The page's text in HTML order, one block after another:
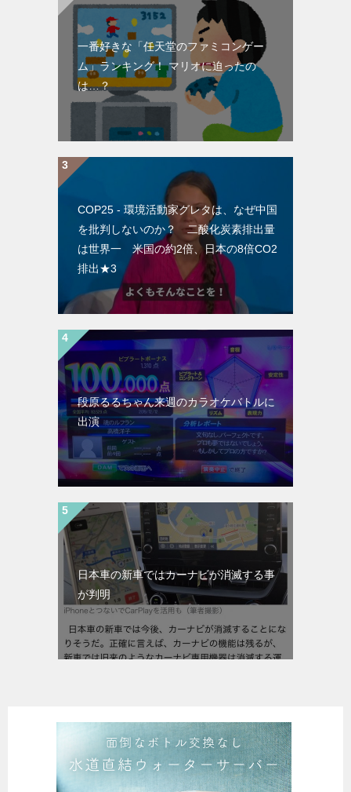
一番好きな「任天堂のファミコンゲー
ム」ランキング！ マリオに迫ったの
は…？
COP25 - 環境活動家グレタは、なぜ中国
を批判しないのか？ 二酸化炭素排出量
は世界一 米国の約2倍、日本の8倍CO2
排出★3
段原るるちゃん来週のカラオケバトルに
出演
日本車の新車ではカーナビが消滅する事
が判明